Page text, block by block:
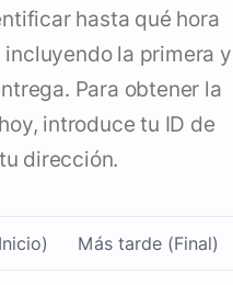
hasta qué hora
la primera y
Para obtener la
introduce tu ID de
dirección.
Más tarde (Final)